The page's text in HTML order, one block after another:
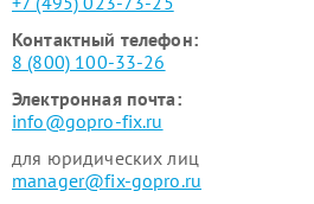
Контактный телефон:
8 (800) 100-33-26
Электронная почта:
info@gopro-fix.ru
для юридических лиц
manager@fix-gopro.ru